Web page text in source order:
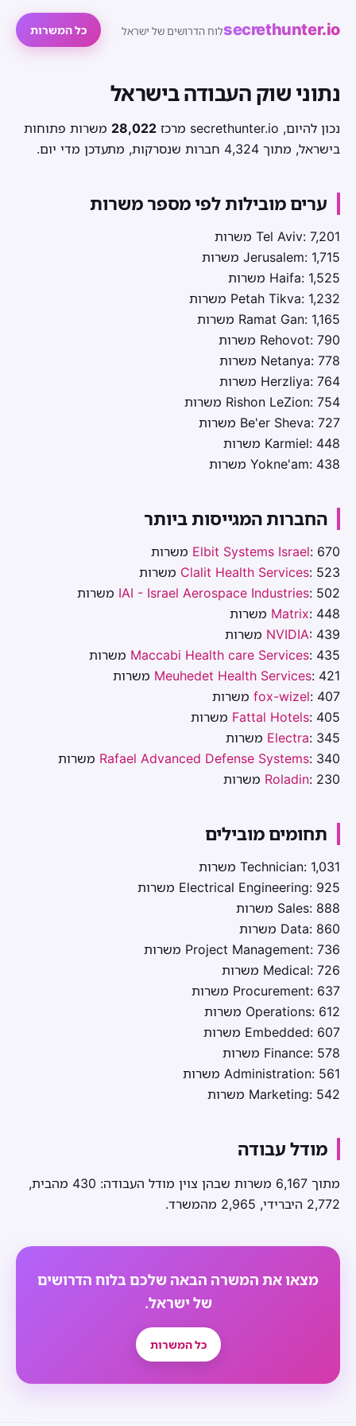
secrethunter.ioלוח הדרושים של ישראל כל המשרות
נתוני שוק העבודה בישראל
נכון להיום, secrethunter.io מרכז 28,022 משרות פתוחות
בישראל, מתוך 4,324 חברות שנסרקות, מתעדכן מדי יום.
ערים מובילות לפי מספר משרות
Tel Aviv: 7,201 משרות
Jerusalem: 1,715 משרות
Haifa: 1,525 משרות
Petah Tikva: 1,232 משרות
Ramat Gan: 1,165 משרות
Rehovot: 790 משרות
Netanya: 778 משרות
Herzliya: 764 משרות
Rishon LeZion: 754 משרות
Be'er Sheva: 727 משרות
Karmiel: 448 משרות
Yokne'am: 438 משרות
החברות המגייסות ביותר
Elbit Systems Israel: 670 משרות
Clalit Health Services: 523 משרות
IAI - Israel Aerospace Industries: 502 משרות
Matrix: 448 משרות
NVIDIA: 439 משרות
Maccabi Health care Services: 435 משרות
Meuhedet Health Services: 421 משרות
fox-wizel: 407 משרות
Fattal Hotels: 405 משרות
Electra: 345 משרות
Rafael Advanced Defense Systems: 340 משרות
Roladin: 230 משרות
תחומים מובילים
Technician: 1,031 משרות
Electrical Engineering: 925 משרות
Sales: 888 משרות
Data: 860 משרות
Project Management: 736 משרות
Medical: 726 משרות
Procurement: 637 משרות
Operations: 612 משרות
Embedded: 607 משרות
Finance: 578 משרות
Administration: 561 משרות
Marketing: 542 משרות
מודל עבודה
מתוך 6,167 משרות שבהן צוין מודל העבודה: 430 מהבית,
2,772 היברידי, 2,965 מהמשרד.
מצאו את המשרה הבאה שלכם בלוח הדרושים
של ישראל.
כל המשרות